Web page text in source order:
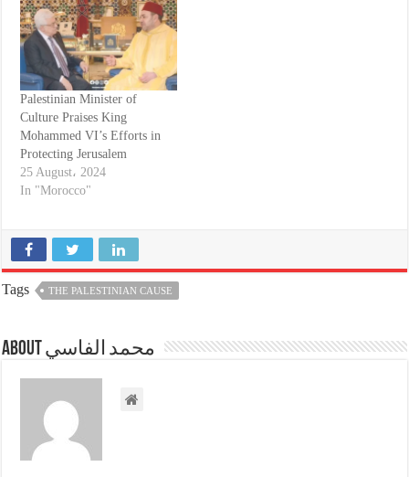
Palestinian Minister of
Culture Praises King
Mohammed VI’s Efforts in
Protecting Jerusalem
25 August، 2024
In "Morocco"
Tags THE PALESTINIAN CAUSE
About محمد الفاسي